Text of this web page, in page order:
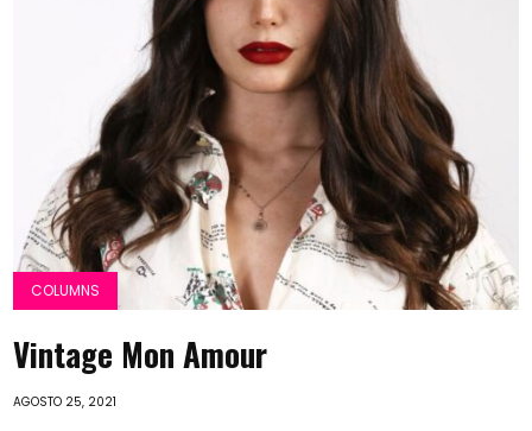
COLUMNS
Vintage Mon Amour
AGOSTO 25, 2021